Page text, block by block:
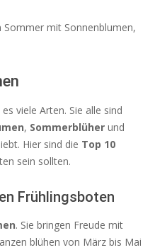
mit Sonnenblumen,
viele Arten. Sie alle sind
, Sommerblüher und
Hier sind die Top 10
sein sollten.
Frühlingsboten
. Sie bringen Freude mit
blühen von März bis Mai